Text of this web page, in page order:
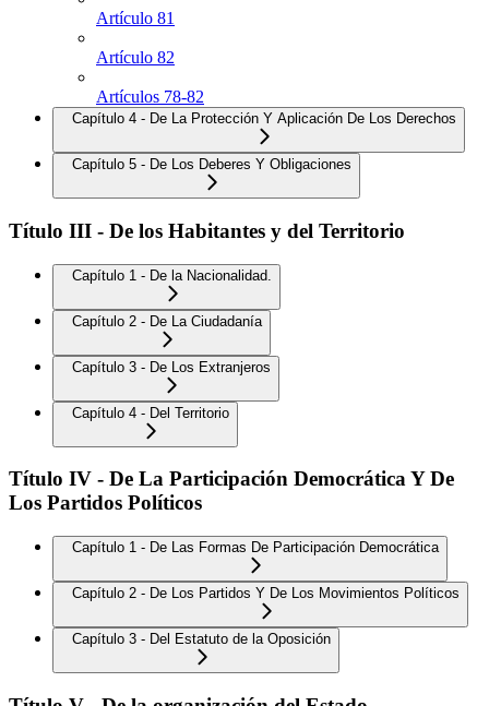
Artículo 81
Artículo 82
Artículos 78-82
Capítulo 4 - De La Protección Y Aplicación De Los Derechos
Capítulo 5 - De Los Deberes Y Obligaciones
Título III - De los Habitantes y del Territorio
Capítulo 1 - De la Nacionalidad.
Capítulo 2 - De La Ciudadanía
Capítulo 3 - De Los Extranjeros
Capítulo 4 - Del Territorio
Título IV - De La Participación Democrática Y De
Los Partidos Políticos
Capítulo 1 - De Las Formas De Participación Democrática
Capítulo 2 - De Los Partidos Y De Los Movimientos Políticos
Capítulo 3 - Del Estatuto de la Oposición